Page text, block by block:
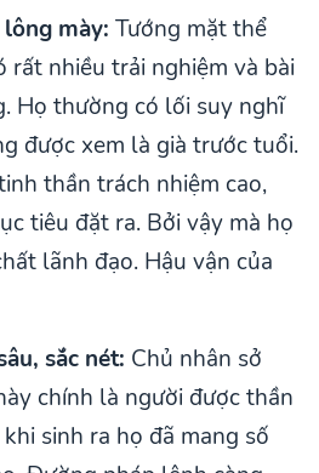
mày: Tướng mặt thể
rất nhiều trải nghiệm và bài
Họ thường có lối suy nghĩ
được xem là già trước tuổi.
thần trách nhiệm cao,
tiêu đặt ra. Bởi vậy mà họ
lãnh đạo. Hậu vận của
sắc nét: Chủ nhân sở
chính là người được thần
sinh ra họ đã mang số